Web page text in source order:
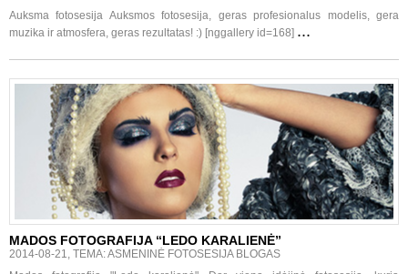
Auksma fotosesija Auksmos fotosesija, geras profesionalus modelis, gera
muzika ir atmosfera, geras rezultatas! :) [nggallery id=168] ...
MADOS FOTOGRAFIJA “LEDO KARALIENĖ”
2014-08-21, TEMA: ASMENINĖ FOTOSESIJA BLOGAS